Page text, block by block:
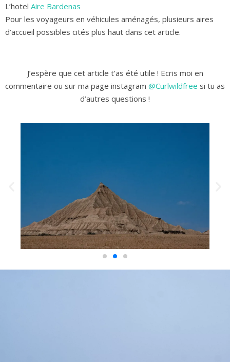
L’hotel Aire Bardenas
Pour les voyageurs en véhicules aménagés, plusieurs aires
d’accueil possibles cités plus haut dans cet article.
J’espère que cet article t’as été utile ! Ecris moi en
commentaire ou sur ma page instagram @Curlwildfree si tu as
d’autres questions !